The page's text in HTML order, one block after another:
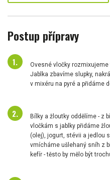
Postup přípravy
Ovesné vločky
Jablka zbavíme slupky,
v mixéru na pyré a přidáme
Bílky a žloutky oddělíme - z
vločkám s jablky přidáme
(olej), jogurt, stévii a jedlou
vmícháme ušlehaný sníh z
kefír - těsto by mělo být